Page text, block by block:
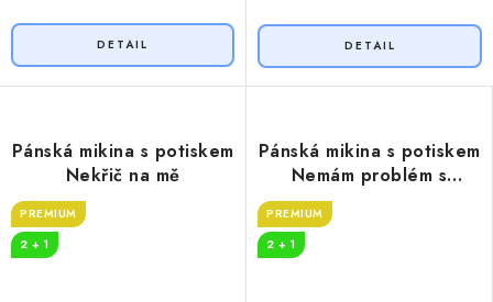
Pánská mikina s potiskem
Nekřič na mě
PREMIUM
2 + 1
Pánská mikina s potiskem
Nemám problém s
alkoholem
PREMIUM
2 + 1